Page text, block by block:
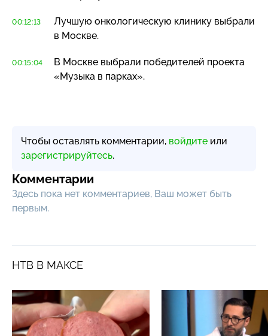
00:12:13
Лучшую онкологическую клинику выбрали
в Москве.
00:15:04
В Москве выбрали победителей проекта
«Музыка в парках».
Чтобы оставлять комментарии, войдите или
зарегистрируйтесь.
Комментарии
Здесь пока нет комментариев, Ваш может быть
первым.
НТВ В МАКСЕ